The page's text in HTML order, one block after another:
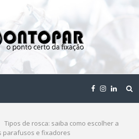
Tipos de rosca: saiba como escolher a
parafusos e fixadores